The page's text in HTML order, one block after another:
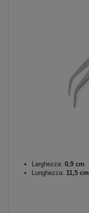
Larghezza: 0,9 cm
Lunghezza: 11,5 cm